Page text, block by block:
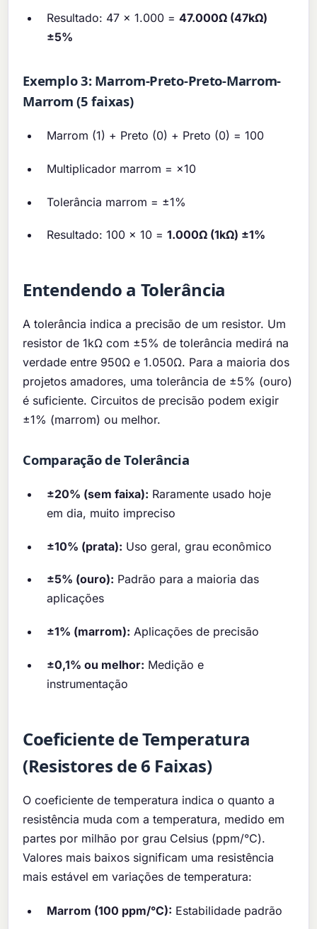
Resultado: 47 × 1.000 =47.000Ω (47kΩ)
±5%
Exemplo 3: Marrom-Preto-Preto-Marrom-
Marrom (5 faixas)
Marrom (1) + Preto (0) + Preto (0) = 100
Multiplicador marrom = ×10
Tolerância marrom = ±1%
Resultado: 100 × 10 =1.000Ω (1kΩ) ±1%
Entendendo a Tolerância
A tolerância indica a precisão de um resistor. Um
resistor de 1kΩ com ±5% de tolerância medirá na
verdade entre 950Ω e 1.050Ω. Para a maioria dos
projetos amadores, uma tolerância de ±5% (ouro)
é suficiente. Circuitos de precisão podem exigir
±1% (marrom) ou melhor.
Comparação de Tolerância
±20% (sem faixa): Raramente usado hoje
em dia, muito impreciso
±10% (prata): Uso geral, grau econômico
±5% (ouro): Padrão para a maioria das
aplicações
±1% (marrom): Aplicações de precisão
±0,1% ou melhor: Medição e
instrumentação
Coeficiente de Temperatura
(Resistores de 6 Faixas)
O coeficiente de temperatura indica o quanto a
resistência muda com a temperatura, medido em
partes por milhão por grau Celsius (ppm/°C).
Valores mais baixos significam uma resistência
mais estável em variações de temperatura:
Marrom (100 ppm/°C): Estabilidade padrão